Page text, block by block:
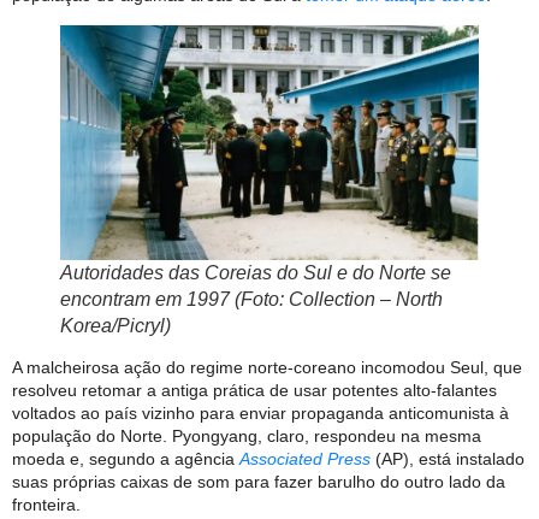
Autoridades das Coreias do Sul e do Norte se
encontram em 1997 (Foto: Collection – North
Korea/Picryl)
A malcheirosa ação do regime norte-coreano incomodou Seul, que
resolveu retomar a antiga prática de usar potentes alto-falantes
voltados ao país vizinho para enviar propaganda anticomunista à
população do Norte. Pyongyang, claro, respondeu na mesma
moeda e, segundo a agênciaAssociated Press (AP), está instalado
suas próprias caixas de som para fazer barulho do outro lado da
fronteira.